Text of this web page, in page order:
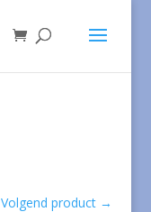
Volgend product →